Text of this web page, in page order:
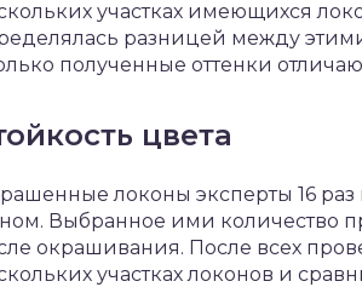
участках имеющихся
разницей между
полученные оттенки
цвета
локоны эксперты 16
Выбранное ими количество
окрашивания. После всех
участках локонов и